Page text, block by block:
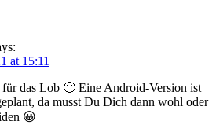
at 15:11
für das Lob 🙂 Eine Android-Version ist
da musst Du Dich dann wohl oder
😀